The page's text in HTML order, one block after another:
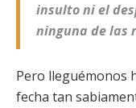
insulto ni el
ninguna de las
Pero lleguémonos
fecha tan